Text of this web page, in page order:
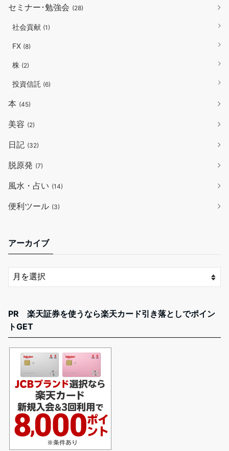
セミナー･勉強会 (28)
社会貢献 (1)
FX (8)
株 (2)
投資信託 (6)
本 (45)
美容 (2)
日記 (32)
脱原発 (7)
風水・占い (14)
便利ツール (3)
アーカイブ
PR 楽天証券を使うなら楽天カード引き落としでポイン
トGET